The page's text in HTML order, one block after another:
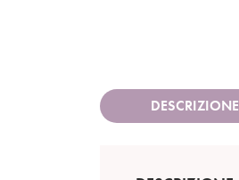
DESCRIZIONE